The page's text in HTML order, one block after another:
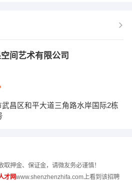
间艺术有限公司
武昌区和平大道三角路水岸国际2栋
押金、保证金，请微友务必谨慎！
才网www.shenzhenzhifa.com上看到该招聘